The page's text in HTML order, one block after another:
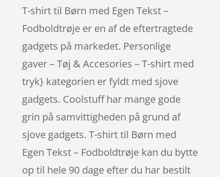
T-shirt til Børn med Egen Tekst –
Fodboldtrøje er en af de eftertragtede
gadgets på markedet. Personlige
gaver – Tøj & Accesories – T-shirt med
tryk} kategorien er fyldt med sjove
gadgets. Coolstuff har mange gode
grin på samvittigheden på grund af
sjove gadgets. T-shirt til Børn med
Egen Tekst – Fodboldtrøje kan du bytte
op til hele 90 dage efter du har bestilt